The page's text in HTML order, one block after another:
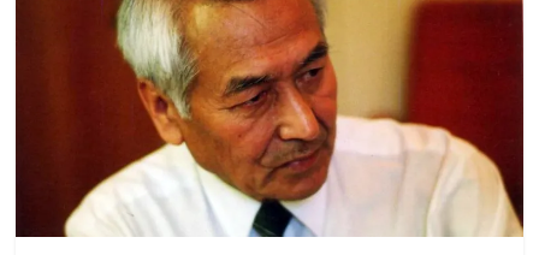
маданияты